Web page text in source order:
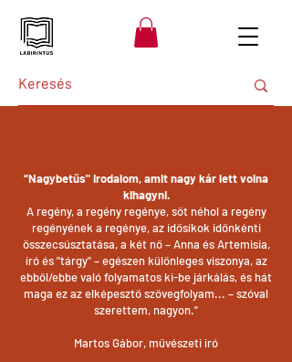
“Nagybetűs" irodalom, amit nagy kár lett volna
kihagyni.
A regény, a regény regénye, sőt néhol a regény
regényének a regénye, az idősíkok időnkénti
összecsúsztatása, a két nő – Anna és Artemisia,
író és "tárgy" – egészen különleges viszonya, az
ebből/ebbe való folyamatos ki-be járkálás, és hát
maga ez az elképesztő szövegfolyam... – szóval
szerettem, nagyon.”
Martos Gábor, művészeti író